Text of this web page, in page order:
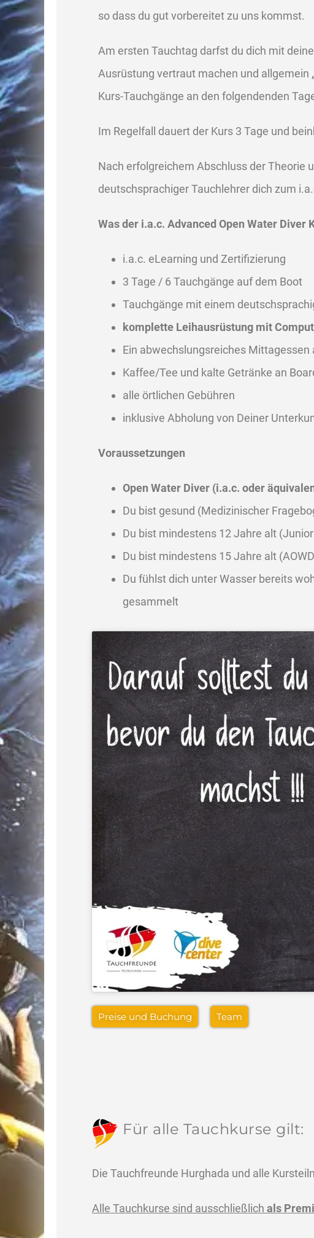
so dass du gut vorbereitet zu uns kommst.
Am ersten Tauchtag darfst du dich mit
Ausrüstung vertraut machen und allgemein
Kurs-Tauchgänge an den folgendenden
Im Regelfall dauert der Kurs 3 Tage und
Nach erfolgreichem Abschluss der Theorie
deutschsprachiger Tauchlehrer dich zum
Was der i.a.c. Advanced Open Water Diver
i.a.c. eLearning und Zertifizierung
3 Tage / 6 Tauchgänge auf dem Boot
Tauchgänge mit einem
komplette Leihausrüstung mit
Ein abwechslungsreiches Mittagessen
Kaffee/Tee und kalte Getränke an
alle örtlichen Gebühren
inklusive Abholung von Deiner
Voraussetzungen
Open Water Diver (i.a.c. oder
Du bist gesund (Medizinischer
Du bist mindestens 12 Jahre alt
Du bist mindestens 15 Jahre alt
Du fühlst dich unter Wasser bereits
gesammelt
Preise und Buchung Team
Für alle Tauchkurse gilt:
Die Tauchfreunde Hurghada und alle
Alle Tauchkurse sind ausschließlich als